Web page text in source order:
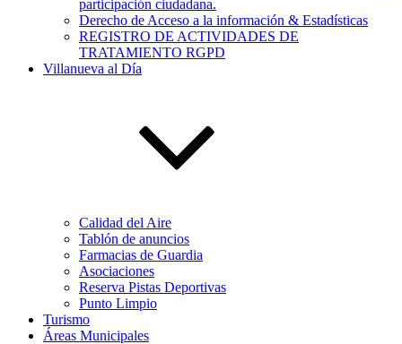
participación ciudadana.
Derecho de Acceso a la información & Estadísticas
REGISTRO DE ACTIVIDADES DE
TRATAMIENTO RGPD
Villanueva al Día
Calidad del Aire
Tablón de anuncios
Farmacias de Guardia
Asociaciones
Reserva Pistas Deportivas
Punto Limpio
Turismo
Áreas Municipales